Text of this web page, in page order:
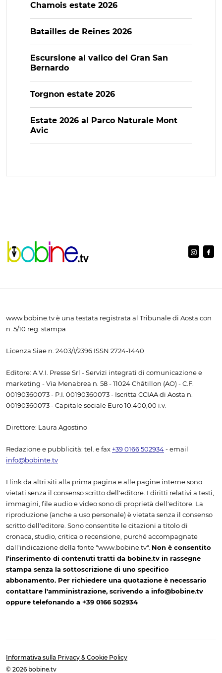
Chamois estate 2026
Batailles de Reines 2026
Escursione al valico del Gran San
Bernardo
Torgnon estate 2026
Estate 2026 al Parco Naturale Mont
Avic
www.bobine.tv è una testata registrata al Tribunale di Aosta con
n. 5/10 reg. stampa
Licenza Siae n. 2403/I/2396 ISSN 2724-1440
Editore: A.V.I. Presse Srl - Servizi integrati di comunicazione e
marketing - Via Menabrea n. 58 - 11024 Châtillon (AO) - C.F.
00190360073 - P.I. 00190360073 - Iscritta CCIAA di Aosta n.
00190360073 - Capitale sociale Euro 10.400,00 i.v.
Direttore: Laura Agostino
Redazione e pubblicità: tel. e fax +39 0166 502934 - email
info@bobinte.tv
I link da altri siti alla prima pagina e alle pagine interne sono
vietati senza il consenso scritto dell'editore. I diritti relativi a testi,
immagini, file audio e video sono di proprietà dell'editore. La
riproduzione (anche a uso personale) è vietata senza il consenso
scritto dell'editore. Sono consentite le citazioni a titolo di
cronaca, studio, critica o recensione, purché accompagnate
dall'indicazione della fonte "www.bobine.tv". Non è consentito
l'inserimento di contenuti tratti da bobine.tv in rassegne
stampa senza la sottoscrizione di uno specifico
abbonamento. Per richiedere una quotazione è necessario
contattare l'amministrazione, scrivendo a info@bobine.tv
oppure telefonando a +39 0166 502934
Informativa sulla Privacy & Cookie Policy
© 2026 bobine.tv